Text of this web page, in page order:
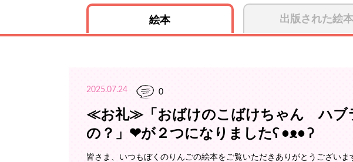
絵本 出版された絵本
2025.07.24 0
≪お礼≫「おばけのこばけちゃん ハブ
の？」❤が２つになりましたʕ •ᴥ• ʔ